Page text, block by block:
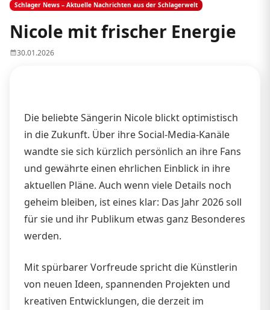
Schlager News – Aktuelle Nachrichten aus der Schlagerwelt
Nicole mit frischer Energie
30.01.2026
Die beliebte Sängerin Nicole blickt optimistisch
in die Zukunft. Über ihre Social-Media-Kanäle
wandte sie sich kürzlich persönlich an ihre Fans
und gewährte einen ehrlichen Einblick in ihre
aktuellen Pläne. Auch wenn viele Details noch
geheim bleiben, ist eines klar: Das Jahr 2026 soll
für sie und ihr Publikum etwas ganz Besonderes
werden.
Mit spürbarer Vorfreude spricht die Künstlerin
von neuen Ideen, spannenden Projekten und
kreativen Entwicklungen, die derzeit im